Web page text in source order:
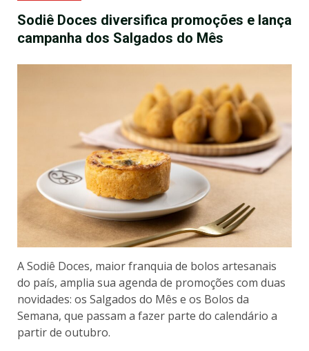
Sodiê Doces diversifica promoções e lança
campanha dos Salgados do Mês
A Sodiê Doces, maior franquia de bolos artesanais
do país, amplia sua agenda de promoções com duas
novidades: os Salgados do Mês e os Bolos da
Semana, que passam a fazer parte do calendário a
partir de outubro.